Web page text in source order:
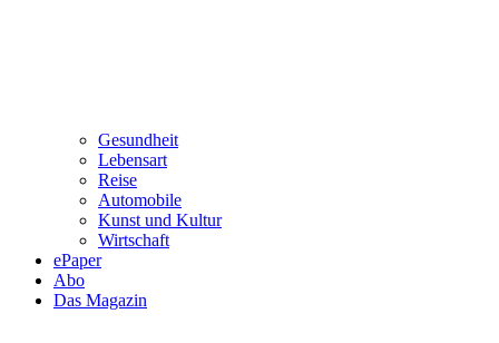
Gesundheit
Lebensart
Reise
Automobile
Kunst und Kultur
Wirtschaft
ePaper
Abo
Das Magazin